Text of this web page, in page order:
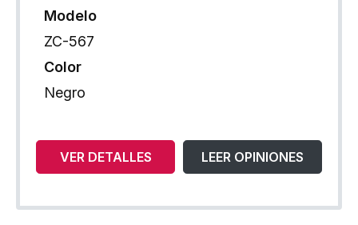
Modelo
ZC-567
Color
Negro
VER DETALLES LEER OPINIONES